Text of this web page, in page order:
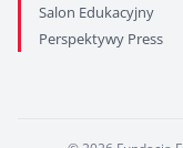
Salon Edukacyjny
Perspektywy Press